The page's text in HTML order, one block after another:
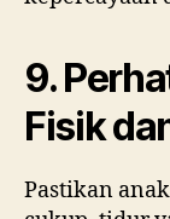
9.
Fisik
Pastikan